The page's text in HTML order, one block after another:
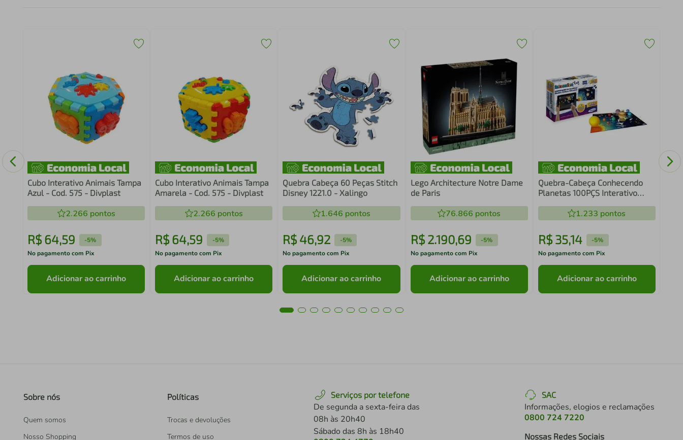
Cubo Interativo Animais Tampa
Azul - Cod. 575 - Divplast
2.266 pontos
R$ 64,59 -5%
No pagamento com Pix
Adicionar ao carrinho
Cubo Interativo Animais Tampa
Amarela - Cod. 575 - Divplast
2.266 pontos
R$ 64,59 -5%
No pagamento com Pix
Adicionar ao carrinho
Quebra Cabeça 60 Peças Stitch
Disney 1221.0 - Xalingo
1.646 pontos
R$46,92 -5%
No pagamento com Pix
Adicionar ao carrinho
Lego Architecture Notre Dame
de Paris
76.866 pontos
R$ 2.190,69 -5%
No pagamento com Pix
Adicionar ao carrinho
Quebra-Cabeça Conhecendo
Planetas 100PÇS Interativo
1.233 pontos
R$ 35,14 -5%
No pagamento com Pix
Adicionar ao carrinho
Pau
Sobre nós
Quem somos
Nosso Shopping
Políticas
Trocas e devoluções
Termos de uso
Serviços por telefone
De segunda a sexta-feira das
08h às 20h40
Sábado das 8h às 18h40
SAC
Informações, elogios e reclamações
0800 724 7220
Nossas Redes Sociais